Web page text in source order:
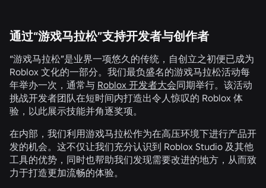
通过“游戏马拉松”支持开发者与创作者
“游戏马拉松”是业界一项悠久的传统，自创立之初便已成为
Roblox 文化的一部分。我们最负盛名的游戏马拉松活动每
年举办一次，通常与 Roblox 开发者大会同期举行。该活动
挑战开发者团队在短时间内打造出令人惊叹的 Roblox 体
验，以此展示技能并角逐奖项。
在内部，我们利用游戏马拉松作为在高压环境下进行产品开
发的机会。这不仅让我们充分认识到 Roblox Studio 及其他
工具的优势，同时也帮助我们发现需要改进的地方，从而致
力于打造更加流畅的体验。